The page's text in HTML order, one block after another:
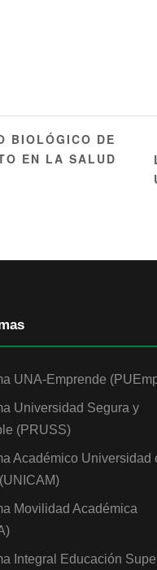
BIOLÓGICO DE
EN LA SALUD
UNA-Emprende
Universidad Segura y
(PRUSS)
Académico Universidad
Movilidad Académica
Integral Educación